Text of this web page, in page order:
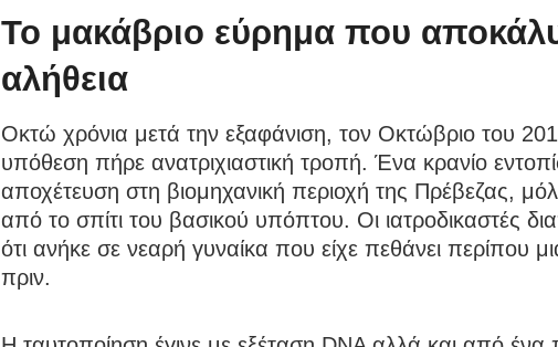
Το μακάβριο εύρημα που
αλήθεια
Οκτώ χρόνια μετά την εξαφάνιση, τον Οκτώβριο του
υπόθεση πήρε ανατριχιαστική τροπή. Ένα κρανίο
αποχέτευση στη βιομηχανική περιοχή της Πρέβεζας,
από το σπίτι του βασικού υπόπτου. Οι ιατροδικαστές
ότι ανήκε σε νεαρή γυναίκα που είχε πεθάνει περίπου
πριν.